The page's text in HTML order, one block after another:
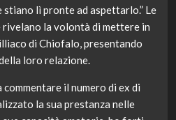
stiano lì pronte ad aspettarlo.” Le
rivelano la volontà di mettere in
di Chiofalo, presentando
loro relazione.
il numero di ex di
la sua prestanza nelle